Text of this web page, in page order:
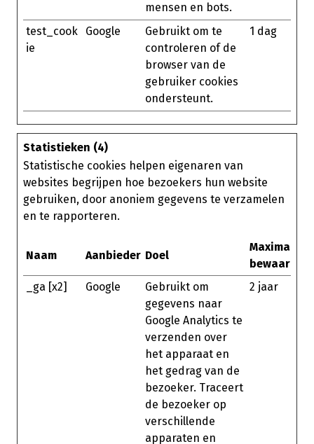
mensen en bots.
test_cook
ie
Google
Gebruikt om te
controleren of de
browser van de
gebruiker cookies
ondersteunt.
1 dag
Statistieken (4)
Statistische cookies helpen eigenaren van
websites begrijpen hoe bezoekers hun website
gebruiken, door anoniem gegevens te verzamelen
en te rapporteren.
Naam Aanbieder Doel
Maximale
_ga [x2]
Google
Gebruikt om
gegevens naar
Google Analytics te
verzenden over
het apparaat en
het gedrag van de
bezoeker. Traceert
de bezoeker op
verschillende
apparaten en
2 jaar